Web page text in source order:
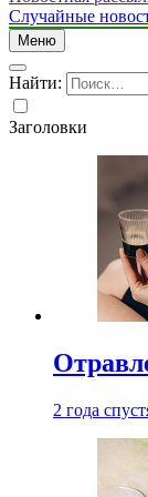
Случайные
Меню
Найти:
Заголовки
2 года